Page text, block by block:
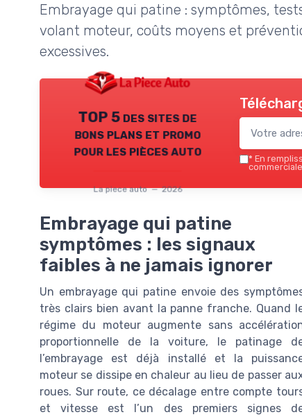
Embrayage qui patine : symptômes,
volant moteur, coûts moyens et
excessives.
TOP 5 des sites de
bons plans et promo
pour les pièces auto
La piece auto — 2026
* En
Embrayage qui patine
symptômes : les signaux
faibles à ne jamais ignorer
Un embrayage qui patine envoie des
très clairs bien avant la panne franche. Quand
régime du moteur augmente sans
proportionnelle de la voiture, le patinage
l’embrayage est déjà installé et la
moteur se dissipe en chaleur au lieu de passer
roues. Sur route, ce décalage entre compte
et vitesse est l’un des premiers signes